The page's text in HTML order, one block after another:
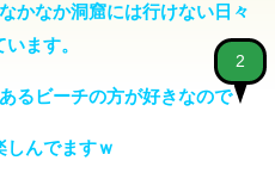
2
かなか洞窟には行けない日々
ます。
るビーチの方が好きなので
しんでますｗ